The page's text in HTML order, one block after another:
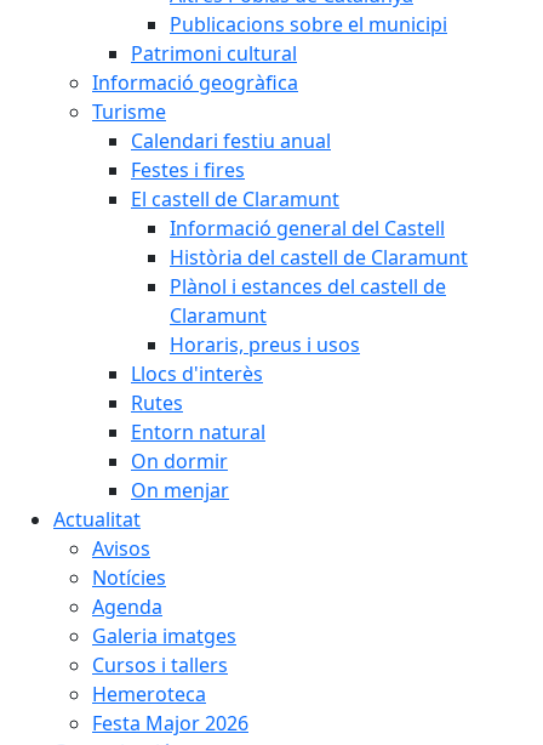
Publicacions sobre el municipi
Patrimoni cultural
Informació geogràfica
Turisme
Calendari festiu anual
Festes i fires
El castell de Claramunt
Informació general del Castell
Història del castell de Claramunt
Plànol i estances del castell de
Claramunt
Horaris, preus i usos
Llocs d'interès
Rutes
Entorn natural
On dormir
On menjar
Actualitat
Avisos
Notícies
Agenda
Galeria imatges
Cursos i tallers
Hemeroteca
Festa Major 2026